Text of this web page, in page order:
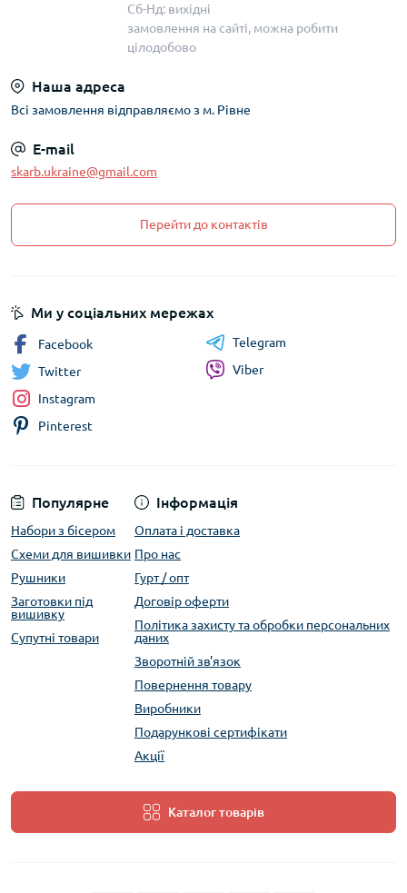
Сб-Нд: вихідні
замовлення на сайті, можна робити
цілодобово
Наша адреса
Всі замовлення відправляємо з м. Рівне
E-mail
skarb.ukraine@gmail.com
Перейти до контактів
Популярне
Набори з бісером
Схеми для вишивки
Рушники
Заготовки під
вишивку
Супутні товари
Інформація
Оплата і доставка
Про нас
Гурт / опт
Договір оферти
Політика захисту та обробки персональних
даних
Зворотній зв'язок
Повернення товару
Виробники
Подарункові сертифікати
Акції
Каталог товарів
Ми у соціальних мережах
Facebook
Twitter
Instagram
Pinterest
Telegram
Viber